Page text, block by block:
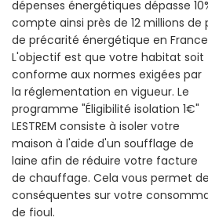
dépenses énergétiques dépasse
compte ainsi près de 12 millions
de précarité énergétique en
L'objectif est que votre habitat soit
conforme aux normes exigées par
la réglementation en vigueur. Le
programme "Éligibilité isolation 1€"
LESTREM consiste à isoler votre
maison à l'aide d'un soufflage de
laine afin de réduire votre facture
de chauffage. Cela vous permet
conséquentes sur votre
de fioul.